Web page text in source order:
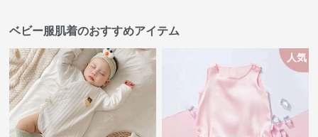
ベビー服肌着のおすすめアイテム
人気